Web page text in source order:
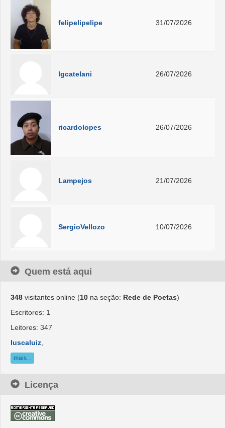
felipelipelipe 31/07/2026
lgcatelani 26/07/2026
ricardolopes 26/07/2026
Lampejos 21/07/2026
SergioVellozo 10/07/2026
Quem está aqui
348 visitantes online (10 na seção: Rede de Poetas)
Escritores: 1
Leitores: 347
luscaluiz
mais...
Licença